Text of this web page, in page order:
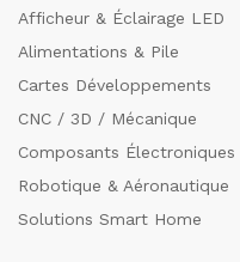
Afficheur & Éclairage LED
Alimentations & Pile
Cartes Développements
CNC / 3D / Mécanique
Composants Électroniques
Robotique & Aéronautique
Solutions Smart Home